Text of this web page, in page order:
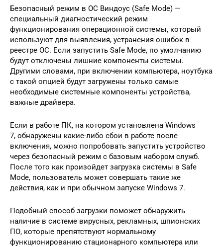
Безопасный режим в ОС Виндоус (Safe Mode) —
специальный диагностический режим
функционирования операционной системы, который
используют для выявления, устранения ошибок в
реестре ОС. Если запустить Safe Mode, по умолчанию
будут отключены лишние компоненты системы.
Другими словами, при включении компьютера, ноутбука
с такой опцией будут загружены только самые
необходимые системные компоненты устройства,
важные драйвера.
Если в работе ПК, на котором установлена Windows
7, обнаружены какие-либо сбои в работе после
включения, можно попробовать запустить устройство
через безопасный режим с базовым набором служб.
После того как произойдет загрузка системы в Safe
Mode, пользователь может совершать такие же
действия, как и при обычном запуске Windows 7.
Подобный способ загрузки поможет обнаружить
наличие в системе вирусных, рекламных, шпионских
ПО, которые препятствуют нормальному
функционированию стационарного компьютера или